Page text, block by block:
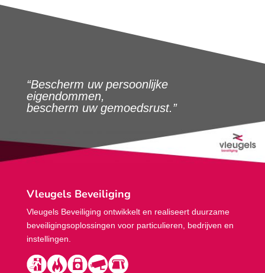
“Bescherm uw persoonlijke
eigendommen,
bescherm uw gemoedsrust.”
Vleugels Beveiliging
Vleugels Beveiliging ontwikkelt en realiseert duurzame
beveiligings­oplossingen voor particulieren, bedrijven en
instellingen.